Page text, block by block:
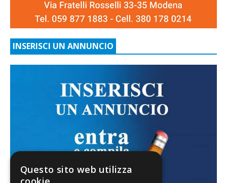
INSERISCI UN ANNUNCIO
Questo sito web utilizza